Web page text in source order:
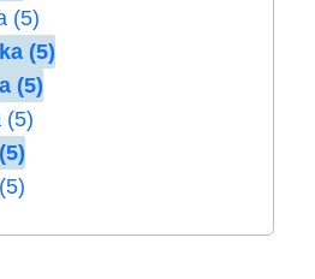
(5)
(5)
(5)
(5)